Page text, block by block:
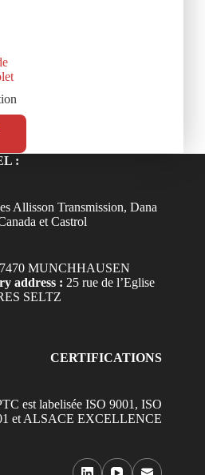
:
MUNCHHAUSEN
address : 25 rue de l’Eglise
SELTZ
CERTIFICATIONS